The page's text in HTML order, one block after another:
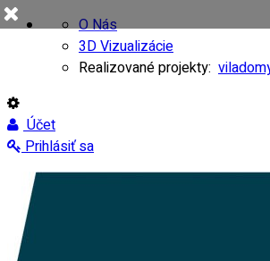
O Nás
3D Vizualizácie
Realizované projekty:
Účet
Prihlásiť sa